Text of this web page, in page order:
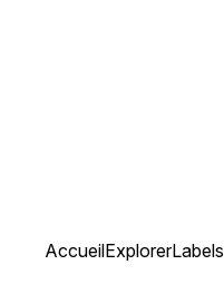
AccueilExplorerLabels